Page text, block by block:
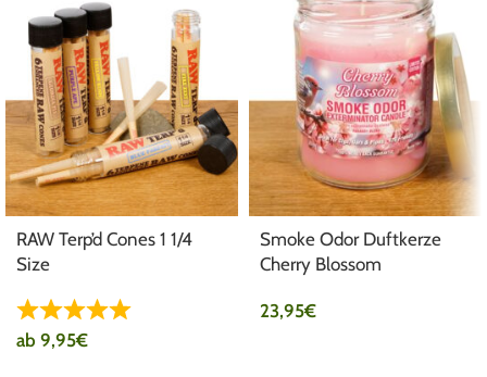
RAW Terp’d Cones 1 1/4
Size
ab 9,95€
Smoke Odor Duftkerze
Cherry Blossom
23,95€